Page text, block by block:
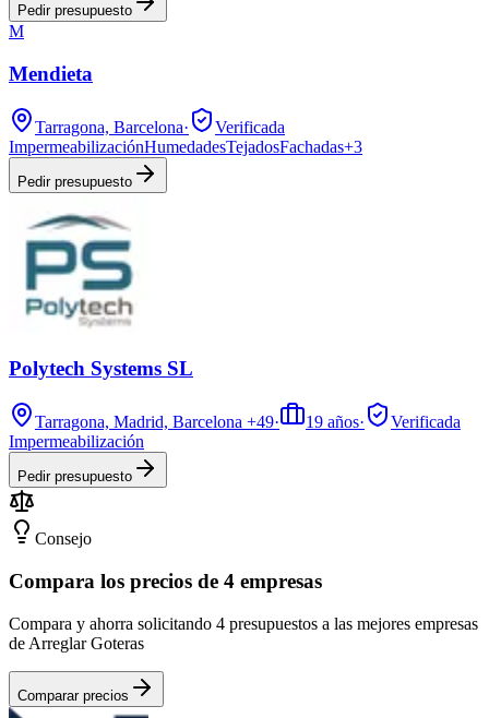
Pedir presupuesto
M
Mendieta
Tarragona, Barcelona·
Verificada
ImpermeabilizaciónHumedadesTejadosFachadas+3
Pedir presupuesto
Polytech Systems SL
Tarragona, Madrid, Barcelona +49· 19 años·
Verificada
Impermeabilización
Pedir presupuesto
Consejo
Compara los precios de 4 empresas
Compara y ahorra solicitando 4 presupuestos a las mejores empresas
de Arreglar Goteras
Comparar precios